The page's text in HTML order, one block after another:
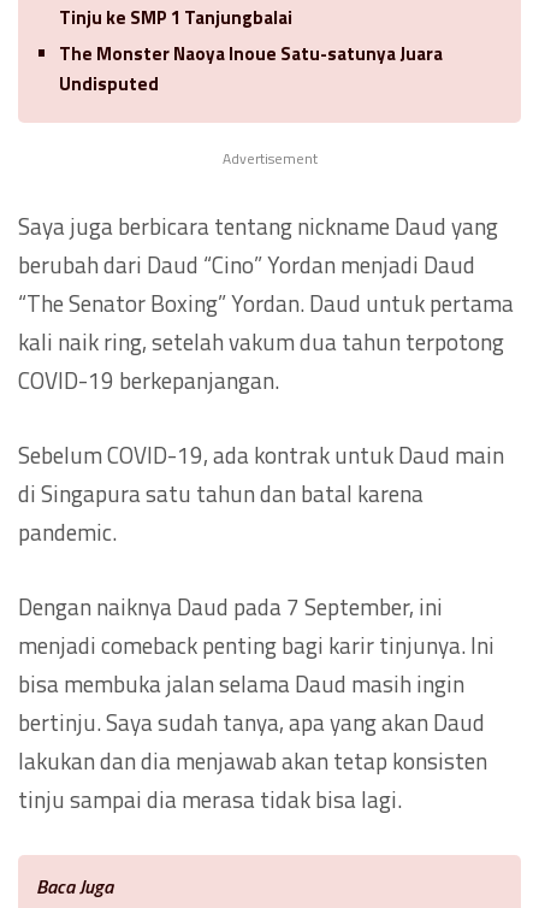
Tinju ke SMP 1 Tanjungbalai
The Monster Naoya Inoue Satu-satunya Juara
Undisputed
Advertisement
Saya juga berbicara tentang nickname Daud yang
berubah dari Daud “Cino” Yordan menjadi Daud
“The Senator Boxing” Yordan. Daud untuk pertama
kali naik ring, setelah vakum dua tahun terpotong
COVID-19 berkepanjangan.
Sebelum COVID-19, ada kontrak untuk Daud main
di Singapura satu tahun dan batal karena
pandemic.
Dengan naiknya Daud pada 7 September, ini
menjadi comeback penting bagi karir tinjunya. Ini
bisa membuka jalan selama Daud masih ingin
bertinju. Saya sudah tanya, apa yang akan Daud
lakukan dan dia menjawab akan tetap konsisten
tinju sampai dia merasa tidak bisa lagi.
Baca Juga